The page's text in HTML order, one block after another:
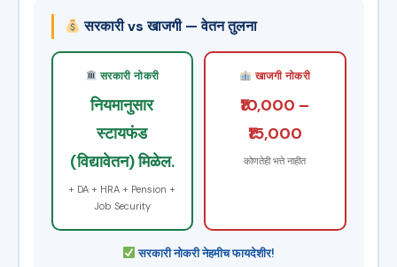
सरकारी vs खाजगी — वेतन तुलना
सरकारी नोकरी
नियमानुसार
स्टायफंड
(विद्यावेतन) मिळेल.
+ DA + HRA + Pension +
Job Security
खाजगी नोकरी
₹10,000 –
₹15,000
कोणतेही भत्ते नाहीत
सरकारी नोकरी नेहमीच फायदेशीर!